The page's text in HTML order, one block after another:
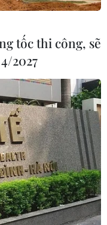
nghiêm các
đã phát hiện nhiều
không rõ nguồn
vượt cho phép.
tốc thi công, sẽ
2027